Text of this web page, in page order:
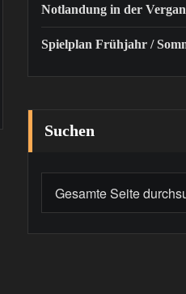
Notlandung in der
Spielplan Frühjahr /
Suchen